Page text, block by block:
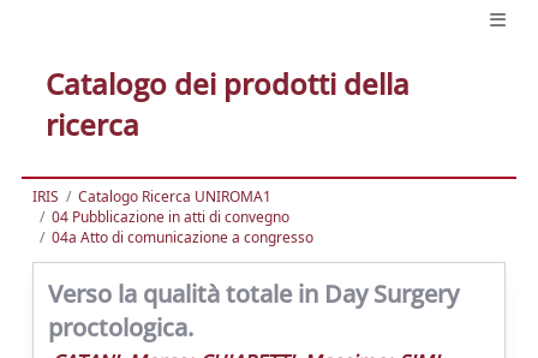
Catalogo dei prodotti della
ricerca
IRIS
Catalogo Ricerca UNIROMA1
04 Pubblicazione in atti di convegno
04a Atto di comunicazione a congresso
Verso la qualità totale in Day Surgery
proctologica.